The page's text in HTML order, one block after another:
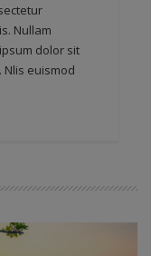
Nullam
dolor sit
Nlis euismod